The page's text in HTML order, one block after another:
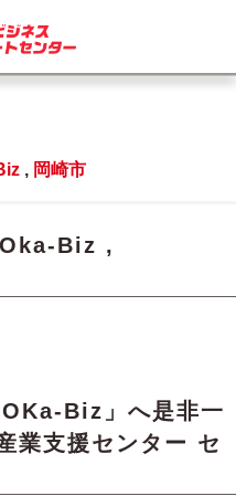
, 岡崎市
Oka-Biz ,
Biz」へ是非一
業支援センター セ